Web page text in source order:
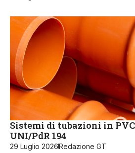
Sistemi di tubazioni in
UNI/PdR 194
29 Luglio 2026Redazione GT